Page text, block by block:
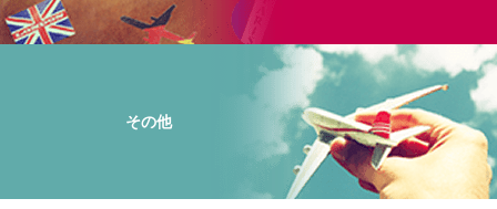
その他